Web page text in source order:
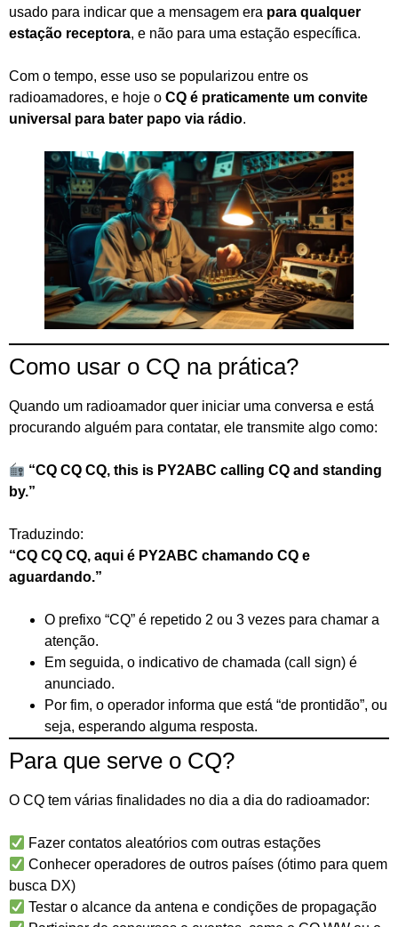
usado para indicar que a mensagem era para qualquer
estação receptora, e não para uma estação específica.
Com o tempo, esse uso se popularizou entre os
radioamadores, e hoje o CQ é praticamente um convite
universal para bater papo via rádio.
Como usar o CQ na prática?
Quando um radioamador quer iniciar uma conversa e está
procurando alguém para contatar, ele transmite algo como:
“CQ CQ CQ, this is PY2ABC calling CQ and standing
by.”
Traduzindo:
“CQ CQ CQ, aqui é PY2ABC chamando CQ e
aguardando.”
O prefixo “CQ” é repetido 2 ou 3 vezes para chamar a
atenção.
Em seguida, o indicativo de chamada (call sign) é
anunciado.
Por fim, o operador informa que está “de prontidão”, ou
seja, esperando alguma resposta.
Para que serve o CQ?
O CQ tem várias finalidades no dia a dia do radioamador:
Fazer contatos aleatórios com outras estações
Conhecer operadores de outros países (ótimo para quem
busca DX)
Testar o alcance da antena e condições de propagação